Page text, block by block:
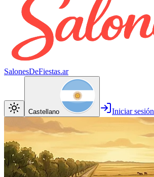
SalonesDeFiestas.ar
Castellano Iniciar sesión